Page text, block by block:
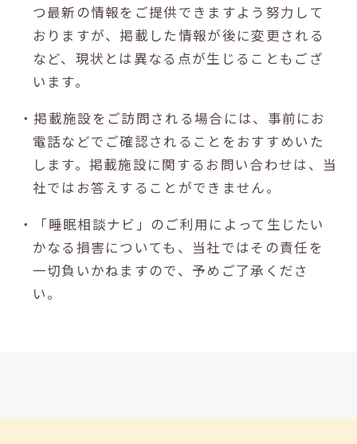
つ最新の情報をご提供できますよう努力して
おりますが、掲載した情報が後に変更される
など、現状とは異なる点が生じることもござ
います。
・掲載施設をご訪問される場合には、事前にお
電話などでご確認されることをおすすめいた
します。掲載施設に関するお問い合わせは、当
社ではお答えすることができません。
・「睡眠相談ナビ」のご利用によって生じたい
かなる損害についても、当社ではその責任を
一切負いかねますので、予めご了承くださ
い。